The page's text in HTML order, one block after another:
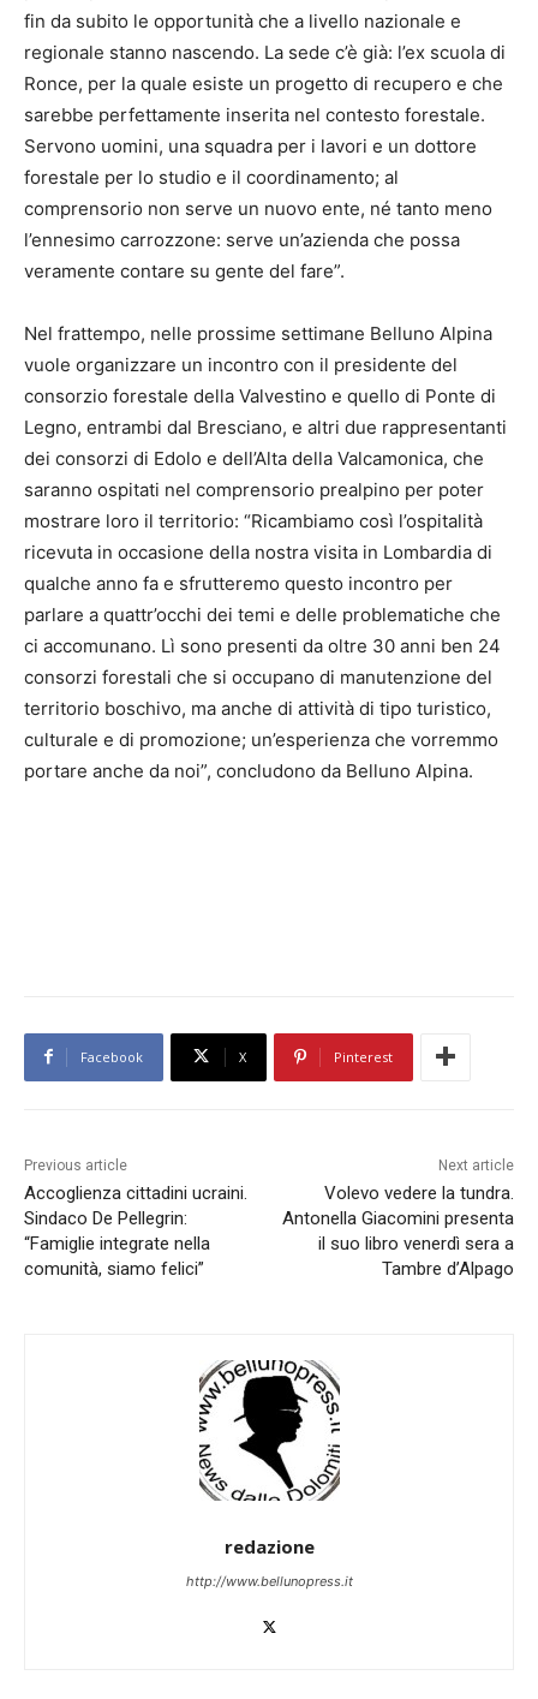
fin da subito le opportunità che a livello nazionale e
regionale stanno nascendo. La sede c’è già: l’ex scuola di
Ronce, per la quale esiste un progetto di recupero e che
sarebbe perfettamente inserita nel contesto forestale.
Servono uomini, una squadra per i lavori e un dottore
forestale per lo studio e il coordinamento; al
comprensorio non serve un nuovo ente, né tanto meno
l’ennesimo carrozzone: serve un’azienda che possa
veramente contare su gente del fare”.
Nel frattempo, nelle prossime settimane Belluno Alpina
vuole organizzare un incontro con il presidente del
consorzio forestale della Valvestino e quello di Ponte di
Legno, entrambi dal Bresciano, e altri due rappresentanti
dei consorzi di Edolo e dell’Alta della Valcamonica, che
saranno ospitati nel comprensorio prealpino per poter
mostrare loro il territorio: “Ricambiamo così l’ospitalità
ricevuta in occasione della nostra visita in Lombardia di
qualche anno fa e sfrutteremo questo incontro per
parlare a quattr’occhi dei temi e delle problematiche che
ci accomunano. Lì sono presenti da oltre 30 anni ben 24
consorzi forestali che si occupano di manutenzione del
territorio boschivo, ma anche di attività di tipo turistico,
culturale e di promozione; un’esperienza che vorremmo
portare anche da noi”, concludono da Belluno Alpina.
Facebook X Pinterest
Previous article
Accoglienza cittadini ucraini.
Sindaco De Pellegrin:
“Famiglie integrate nella
comunità, siamo felici”
Next article
Volevo vedere la tundra.
Antonella Giacomini presenta
il suo libro venerdì sera a
Tambre d’Alpago
redazione
http://www.bellunopress.it